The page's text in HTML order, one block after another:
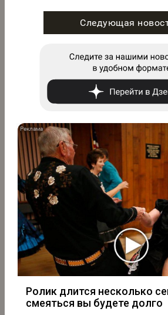
Следующая
Ролик длится несколько
смеяться вы будете долго